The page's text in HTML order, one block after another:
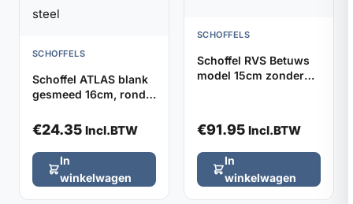
SCHOFFELS
Schoffel ATLAS blank
gesmeed 16cm, rond
€24.35 Incl.BTW
In
winkelwagen
SCHOFFELS
Schoffel RVS Betuws
model 15cm zonder
€91.95 Incl.BTW
In
winkelwagen